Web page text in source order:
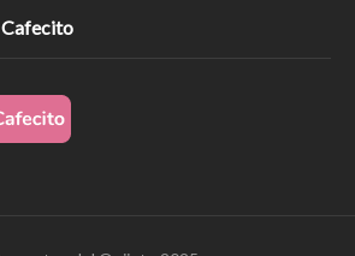
Cafecito